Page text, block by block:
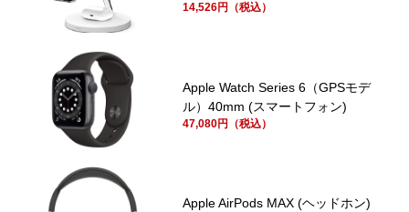
14,526円（税込）
Apple Watch Series 6（GPSモデ
ル）40mm (スマートフォン)
47,080円（税込）
Apple AirPods MAX (ヘッドホン)